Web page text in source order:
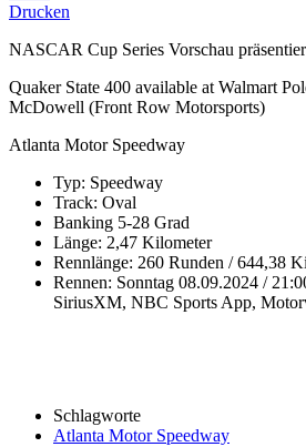
Drucken
NASCAR Cup Series Vorschau
Quaker State 400 available at Walmart
McDowell (Front Row Motorsports)
Atlanta Motor Speedway
Typ: Speedway
Track: Oval
Banking 5-28 Grad
Länge: 2,47 Kilometer
Rennlänge: 260 Runden / 644,38
Rennen: Sonntag 08.09.2024 /
SiriusXM, NBC Sports App,
Schlagworte
Atlanta Motor Speedway